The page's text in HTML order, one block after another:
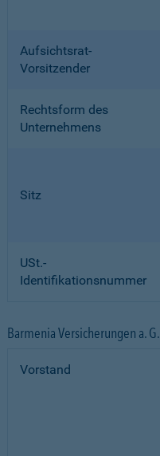
Aufsichtsrat-
Vorsitzender
Rechtsform des
Unternehmens
Sitz
USt.-
Identifikationsnummer
Barmenia Versicherungen a. G.
Vorstand